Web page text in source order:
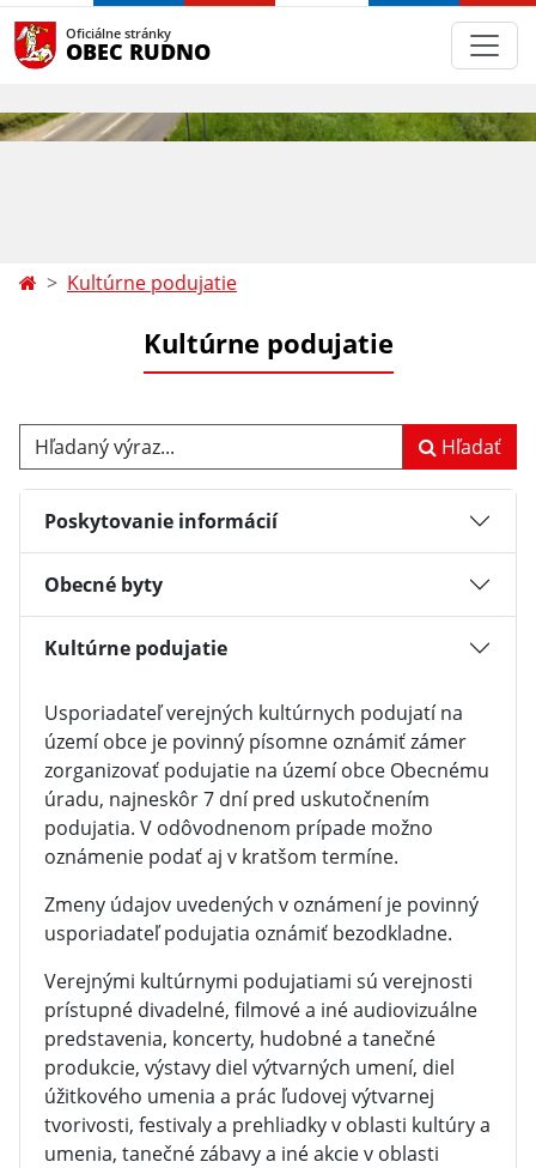
Oficiálne stránky
OBEC RUDNO
Kultúrne podujatie
Kultúrne podujatie
Hľadaný výraz... Hľadať
Poskytovanie informácií
Obecné byty
Kultúrne podujatie
Usporiadateľ verejných kultúrnych podujatí na
území obce je povinný písomne oznámiť zámer
zorganizovať podujatie na území obce Obecnému
úradu, najneskôr 7 dní pred uskutočnením
podujatia. V odôvodnenom prípade možno
oznámenie podať aj v kratšom termíne.
Zmeny údajov uvedených v oznámení je povinný
usporiadateľ podujatia oznámiť bezodkladne.
Verejnými kultúrnymi podujatiami sú verejnosti
prístupné divadelné, filmové a iné audiovizuálne
predstavenia, koncerty, hudobné a tanečné
produkcie, výstavy diel výtvarných umení, diel
úžitkového umenia a prác ľudovej výtvarnej
tvorivosti, festivaly a prehliadky v oblasti kultúry a
umenia, tanečné zábavy a iné akcie v oblasti